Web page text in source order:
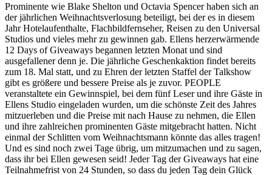
Prominente wie Blake Shelton und Octavia Spencer haben sich an
der jährlichen Weihnachtsverlosung beteiligt, bei der es in diesem
Jahr Hotelaufenthalte, Flachbildfernseher, Reisen zu den Universal
Studios und vieles mehr zu gewinnen gab. Ellens herzerwärmende
12 Days of Giveaways begannen letzten Monat und sind
ausgefallener denn je. Die jährliche Geschenkaktion findet bereits
zum 18. Mal statt, und zu Ehren der letzten Staffel der Talkshow
gibt es größere und bessere Preise als je zuvor. PEOPLE
veranstaltete ein Gewinnspiel, bei dem fünf Leser und ihre Gäste in
Ellens Studio eingeladen wurden, um die schönste Zeit des Jahres
mitzuerleben und die Preise mit nach Hause zu nehmen, die Ellen
und ihre zahlreichen prominenten Gäste mitgebracht hatten. Nicht
einmal der Schlitten vom Weihnachtsmann könnte das alles tragen!
Und es sind noch zwei Tage übrig, um mitzumachen und zu sagen,
dass ihr bei Ellen gewesen seid! Jeder Tag der Giveaways hat eine
Teilnahmefrist von 24 Stunden, so dass du jeden Tag dein Glück